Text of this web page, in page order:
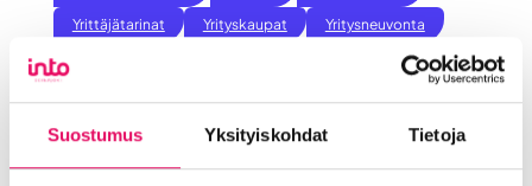
Suostumus Yksityiskohdat Tietoja
Yrittäjätarinat
Yrityskaupat
Yritysneuvonta
Uusimmat uutiset
Liiketoiminta lentoon -
valmennuksessa hyödyt ryhmän